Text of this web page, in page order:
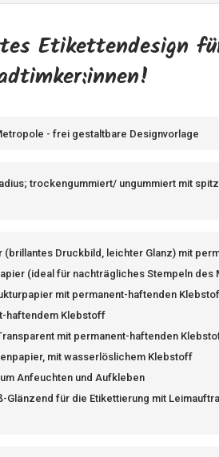
Etikettendesign
- frei gestaltbare Designvorlage
trockengummiert/ ungummiert mit
Druckbild, leichter Glanz) mit
(ideal für nachträgliches Stempeln des
mit permanent-haftenden
haftendem Klebstoff
mit permanent-haftenden
mit wasserlöslichem Klebstoff
Anfeuchten und Aufkleben
Glänzend für die Etikettierung mit